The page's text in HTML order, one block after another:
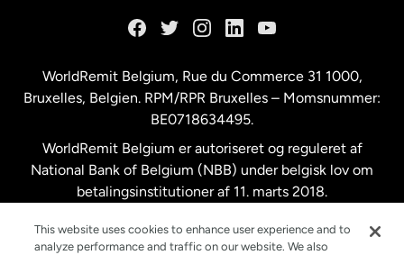
Malaysia
New Zealand
Spanien
WorldRemit Belgium, Rue du Commerce 31 1000,
Bruxelles, Belgien. RPM/RPR Bruxelles – Momsnummer:
BE0718634495.
WorldRemit Belgium er autoriseret og reguleret af
National Bank of Belgium (NBB) under belgisk lov om
betalingsinstitutioner af 11. marts 2018.
This website uses cookies to enhance user experience and to
analyze performance and traffic on our website. We also